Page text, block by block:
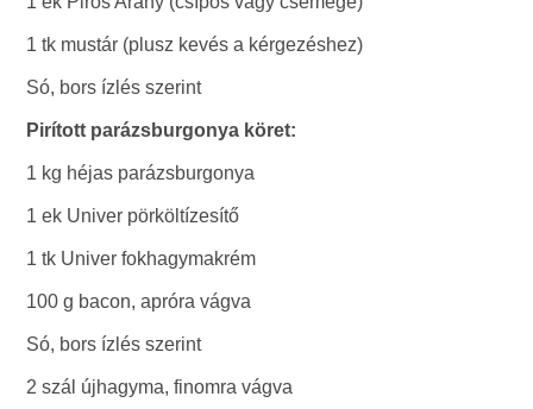
1 tk mustár (plusz kevés a kérgezéshez)
Só, bors ízlés szerint
Pirított parázsburgonya köret:
1 kg héjas parázsburgonya
1 ek Univer pörköltízesítő
1 tk Univer fokhagymakrém
100 g bacon, apróra vágva
Só, bors ízlés szerint
2 szál újhagyma, finomra vágva